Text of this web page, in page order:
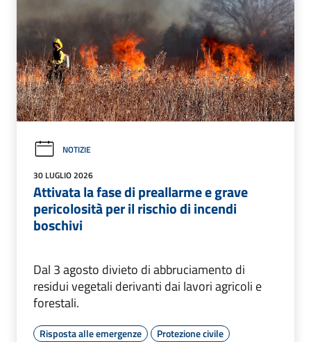
NOTIZIE
30 LUGLIO 2026
Attivata la fase di preallarme e grave
pericolosità per il rischio di incendi
boschivi
Dal 3 agosto divieto di abbruciamento di
residui vegetali derivanti dai lavori agricoli e
forestali.
Risposta alle emergenze Protezione civile